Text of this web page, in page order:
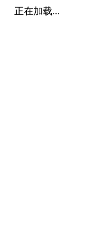
正在加载...